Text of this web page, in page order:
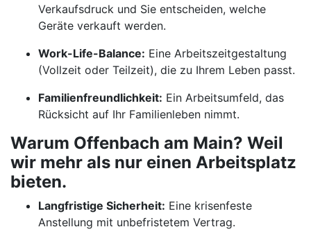
Verkaufsdruck und Sie entscheiden, welche
Geräte verkauft werden.
Work-Life-Balance: Eine Arbeitszeitgestaltung
(Vollzeit oder Teilzeit), die zu Ihrem Leben passt.
Familienfreundlichkeit: Ein Arbeitsumfeld, das
Rücksicht auf Ihr Familienleben nimmt.
Warum Offenbach am Main? Weil
wir mehr als nur einen Arbeitsplatz
bieten.
Langfristige Sicherheit: Eine krisenfeste
Anstellung mit unbefristetem Vertrag.